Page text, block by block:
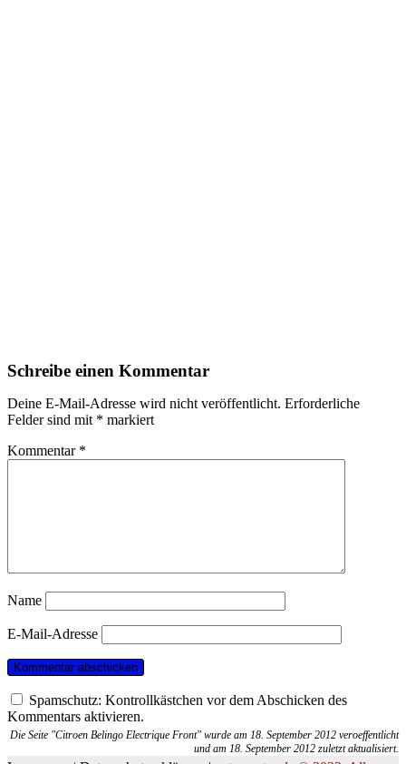
Schreibe einen Kommentar
Deine E-Mail-Adresse wird nicht veröffentlicht. Erforderliche
Felder sind mit * markiert
Kommentar *
Name
E-Mail-Adresse
Spamschutz: Kontrollkästchen vor dem Abschicken des
Kommentars aktivieren.
Die Seite "Citroen Belingo Electrique Front" wurde am 18. September 2012 veroeffentlicht
und am 18. September 2012 zuletzt aktualisiert.